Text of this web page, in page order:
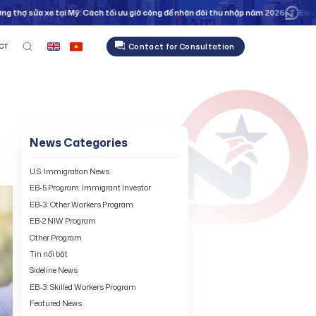
xe tại Mỹ: Cách tối ưu giờ công để nhân đôi thu nhập năm 2026 Electric
Contact for Consultation
News Categories
U.S. Immigration News
EB-5 Program: Immigrant Investor
EB-3: Other Workers Program
EB-2 NIW Program
Other Program
Tin nổi bật
Sideline News
EB-3: Skilled Workers Program
Featured News